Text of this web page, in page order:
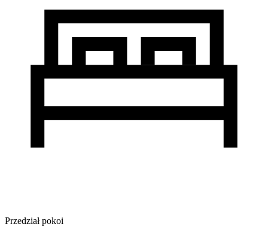
Przedział pokoi